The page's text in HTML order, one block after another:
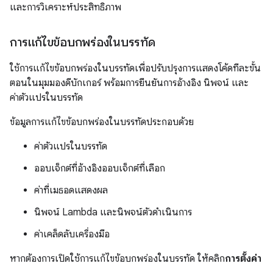
และการวิเคราะห์ประสิทธิภาพ
การแก้ไขข้อบกพร่องในบรรทัด
ใช้การแก้ไขข้อบกพร่องในบรรทัดเพื่อปรับปรุงการแสดงโค้ดทีละขั้น
ตอนในมุมมองดีบักเกอร์ พร้อมการยืนยันการอ้างอิง นิพจน์ และ
ค่าตัวแปรในบรรทัด
ข้อมูลการแก้ไขข้อบกพร่องในบรรทัดประกอบด้วย
ค่าตัวแปรในบรรทัด
ออบเจ็กต์ที่อ้างอิงออบเจ็กต์ที่เลือก
ค่าที่เมธอดแสดงผล
นิพจน์ Lambda และนิพจน์ตัวดำเนินการ
ค่าเคล็ดลับเครื่องมือ
หากต้องการเปิดใช้การแก้ไขข้อบกพร่องในบรรทัด ให้คลิกการตั้งค่า